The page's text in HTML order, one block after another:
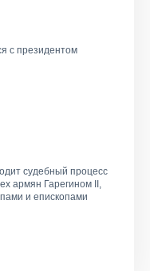
с президентом
судебный процесс
армян Гарегином II,
и епископами